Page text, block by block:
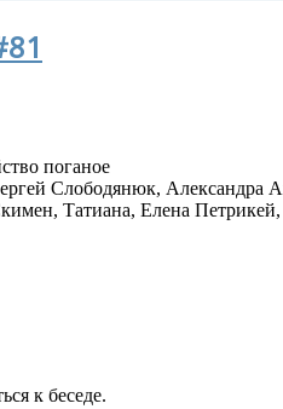
поганое
Слободянюк, Александра
, Татиана, Елена Петрикей,
к беседе.